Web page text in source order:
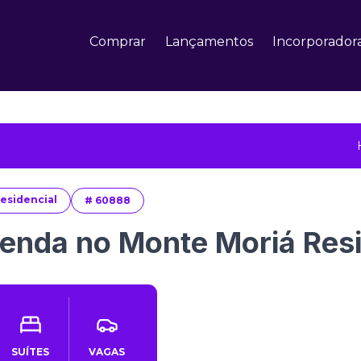
Comprar Lançamentos
# 60888
no Monte Moriá
SUÍTES VAGAS